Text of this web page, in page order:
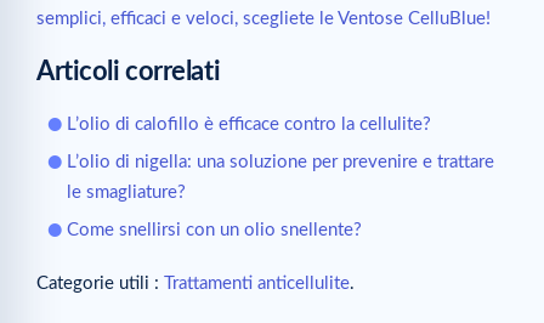
semplici, efficaci e veloci, scegliete le Ventose CelluBlue!
Articoli correlati
L’olio di calofillo è efficace contro la cellulite?
L’olio di nigella: una soluzione per prevenire e trattare
le smagliature?
Come snellirsi con un olio snellente?
Categorie utili : Trattamenti anticellulite.